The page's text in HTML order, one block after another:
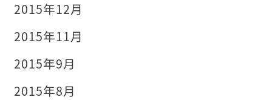
2015年12月
2015年11月
2015年9月
2015年8月